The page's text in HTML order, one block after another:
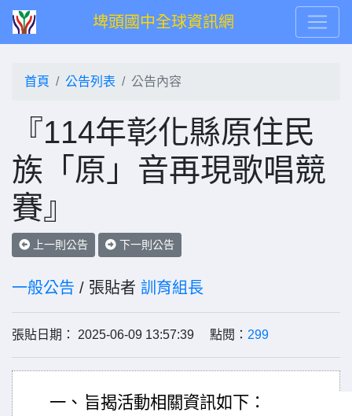
埤頭國中全球資訊網
首頁 公告列表 公告內容
『114年彰化縣原住民
族「原」音再現歌唱競
賽』
上一則公告 下一則公告
一般公告 / 張貼者 訓育組長
張貼日期： 2025-06-09 13:57:39 點閱： 299
一、 旨揭活動相關資訊如下：